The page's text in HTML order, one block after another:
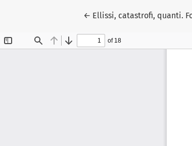
← Return to Article Details
Ellissi, catastrofi, quanti.